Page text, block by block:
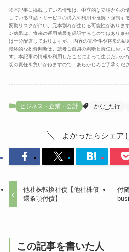
※本記事に掲載している情報は、中立的な立場からの
している商品・サービスの購入や利用を推奨・強制す
変動リスクが伴い、元本割れが生じる可能性がありま
ン結果は、将来の運用成果を保証するものではありま
は十分配慮しておりますが、 内容の完全性や将来の結
最終的な投資判断は、読者ご自身の判断と責任におい
す。本記事の情報を利用したことによって生じたいか
切の責任を負いかねますので、あらかじめご了承くださ
ビジネス・企業・会計 かな_た行
よかったらシェア
他社株転換社債【他社株償
還条項付債】
付
この記事を書いた人